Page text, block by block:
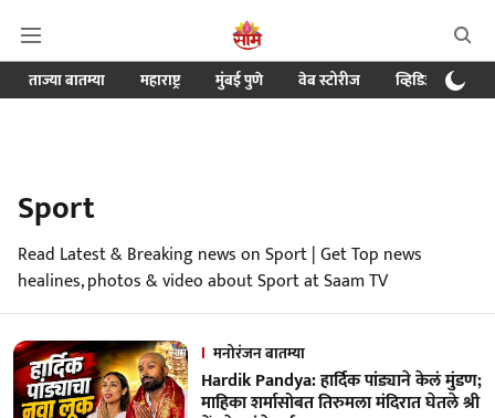
ताज्या बातम्या महाराष्ट्र मुंबई पुणे वेब स्टोरीज व्हिडिओ
Sport
Read Latest & Breaking news on Sport | Get Top news
healines, photos & video about Sport at Saam TV
मनोरंजन बातम्या
Hardik Pandya: हार्दिक पांड्याने केलं मुंडण;
माहिका शर्मासोबत तिरुमला मंदिरात घेतले श्री